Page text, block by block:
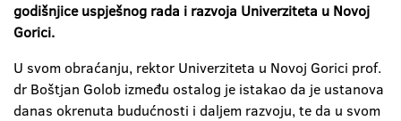
godišnjice uspješnog rada i razvoja Univerziteta u Novoj
Gorici.
U svom obraćanju, rektor Univerziteta u Novoj Gorici prof.
dr Boštjan Golob između ostalog je istakao da je ustanova
danas okrenuta budućnosti i daljem razvoju, te da u svom